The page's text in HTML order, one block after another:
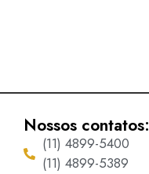
Nossos contatos:
(11) 4899-5400
(11) 4899-5389